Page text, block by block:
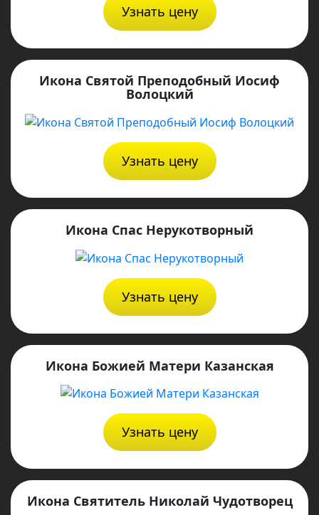
Узнать цену
Икона Святой Преподобный Иосиф
Волоцкий
Узнать цену
Икона Спас Нерукотворный
Узнать цену
Икона Божией Матери Казанская
Узнать цену
Икона Святитель Николай Чудотворец